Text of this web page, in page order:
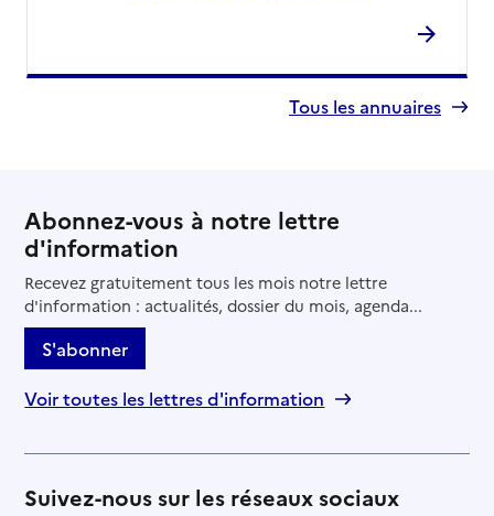
Tous les annuaires
Abonnez-vous à notre lettre
d'information
Recevez gratuitement tous les mois notre lettre
d'information : actualités, dossier du mois, agenda...
S'abonner
Voir toutes les lettres d'information
Suivez-nous sur les réseaux sociaux